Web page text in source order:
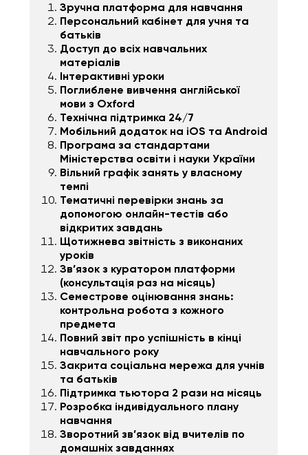
Зручна платформа для навчання
Персональний кабінет для учня та
батьків
Доступ до всіх навчальних
матеріалів
Інтерактивні уроки
Поглиблене вивчення англійської
мови з Oxford
Технічна підтримка 24/7
Мобільний додаток на iOS та Android
Програма за стандартами
Міністерства освіти і науки України
Вільний графік занять у власному
темпі
Тематичні перевірки знань за
допомогою онлайн-тестів або
відкритих завдань
Щотижнева звітність з виконаних
уроків
Зв’язок з куратором платформи
(консультація раз на місяць)
Семестрове оцінювання знань:
контрольна робота з кожного
предмета
Повний звіт про успішність в кінці
навчального року
Закрита соціальна мережа для учнів
та батьків
Підтримка тьютора 2 рази на місяць
Розробка індивідуального плану
навчання
Зворотний зв’язок від вчителів по
домашніх завданнях